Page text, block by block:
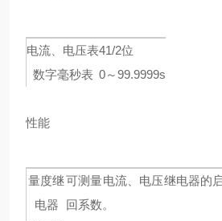
电流、电压表41/2位
数字毫秒表 0～99.9999s
性能
量度继
电器
可测量电流、电压继电器的
回系数。